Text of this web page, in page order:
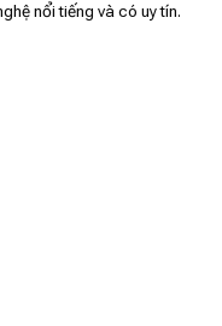
nổi tiếng và có uy tín.